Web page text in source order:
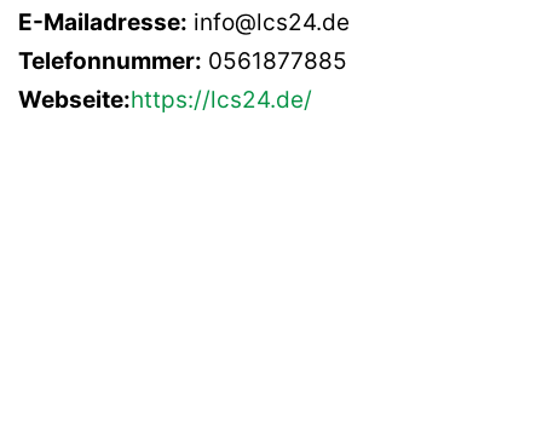
E-Mailadresse: info@lcs24.de
Telefonnummer: 0561877885
Webseite:https://lcs24.de/